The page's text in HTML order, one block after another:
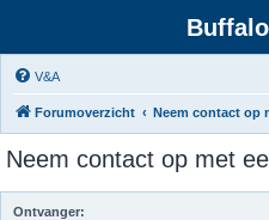
V&A
Forumoverzicht Neem contact op
Neem contact op met
Ontvanger: